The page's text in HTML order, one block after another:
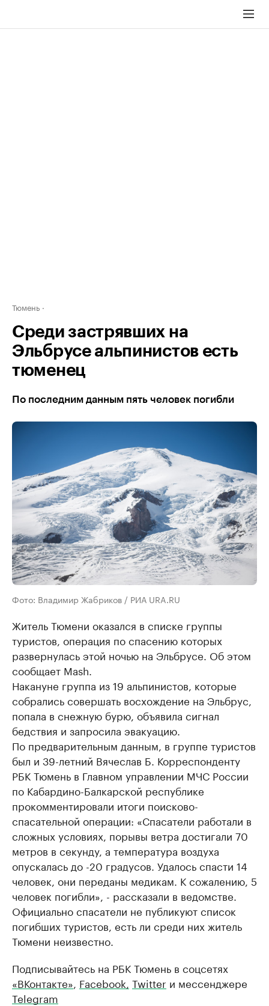
Тюмень
Среди застрявших на
Эльбрусе альпинистов есть
тюменец
По последним данным пять человек погибли
Фото: Владимир Жабриков / РИА URA.RU
Житель Тюмени оказался в списке группы
туристов, операция по спасению которых
развернулась этой ночью на Эльбрусе. Об этом
сообщает Mash.
Накануне группа из 19 альпинистов, которые
собрались совершать восхождение на Эльбрус,
попала в снежную бурю, объявила сигнал
бедствия и запросила эвакуацию.
По предварительным данным, в группе туристов
был и 39-летний Вячеслав Б. Корреспонденту
РБК Тюмень в Главном управлении МЧС России
по Кабардино-Балкарской республике
прокомментировали итоги поисково-
спасательной операции: «Спасатели работали в
сложных условиях, порывы ветра достигали 70
метров в секунду, а температура воздуха
опускалась до -20 градусов. Удалось спасти 14
человек, они переданы медикам. К сожалению, 5
человек погибли», - рассказали в ведомстве.
Официально спасатели не публикуют список
погибших туристов, есть ли среди них житель
Тюмени неизвестно.
Подписывайтесь на РБК Тюмень в соцсетях
«ВКонтакте» Facebook, Twitter и мессенджере
Telegram